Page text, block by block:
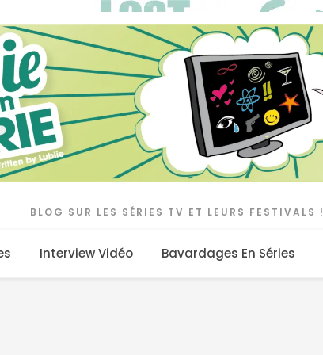
BLOG SUR LES SÉRIES TV ET LEURS FESTIVALS !
Interview Vidéo Bavardages En Séries